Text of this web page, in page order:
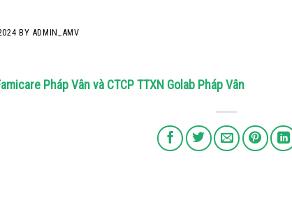
BY ADMIN_AMV
Pháp Vân và CTCP TTXN Golab Pháp Vân